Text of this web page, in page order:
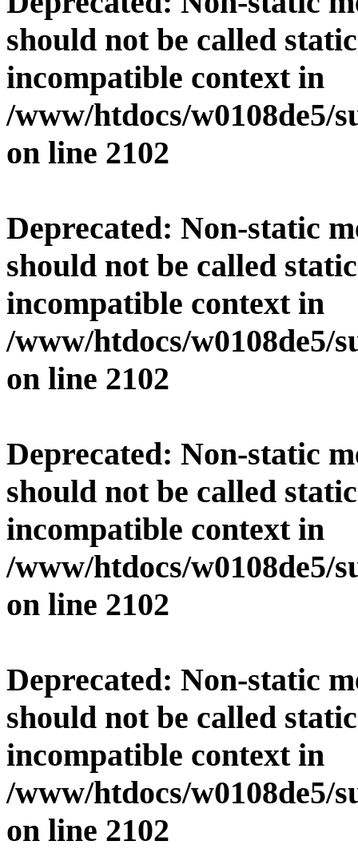
should not be called
incompatible context in
/www/htdocs/w0108de5/
on line 2102
Deprecated: Non-static
should not be called
incompatible context in
/www/htdocs/w0108de5/
on line 2102
Deprecated: Non-static
should not be called
incompatible context in
/www/htdocs/w0108de5/
on line 2102
Deprecated: Non-static
should not be called
incompatible context in
/www/htdocs/w0108de5/
on line 2102